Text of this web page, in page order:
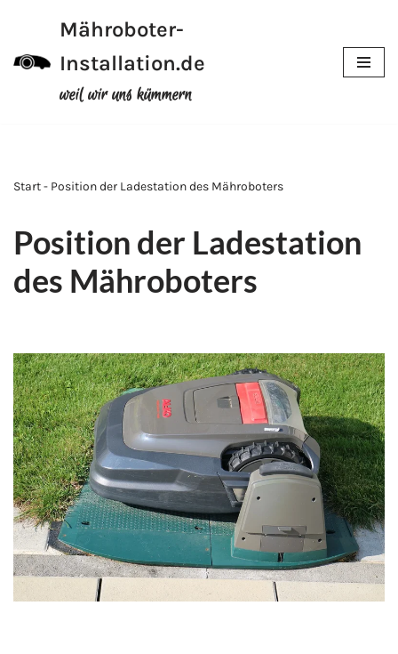
Inhalt
Mähroboter-
Installation.de
weil wir uns kümmern
Start - Position der Ladestation des Mähroboters
Position der Ladestation
des Mähroboters